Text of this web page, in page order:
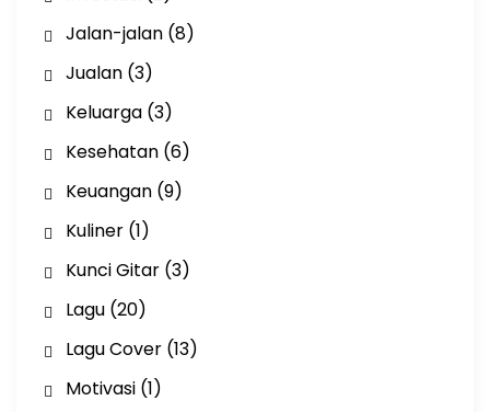
Jalan-jalan(8)
Jualan(3)
Keluarga(3)
Kesehatan(6)
Keuangan(9)
Kuliner(1)
Kunci Gitar(3)
Lagu(20)
Lagu Cover(13)
Motivasi(1)